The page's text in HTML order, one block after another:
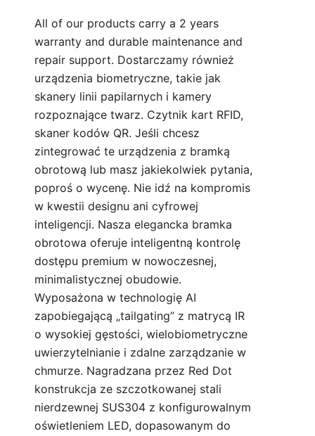
All of our products carry a 2 years
warranty and durable maintenance and
repair support. Dostarczamy również
urządzenia biometryczne, takie jak
skanery linii papilarnych i kamery
rozpoznające twarz. Czytnik kart RFID,
skaner kodów QR. Jeśli chcesz
zintegrować te urządzenia z bramką
obrotową lub masz jakiekolwiek pytania,
poproś o wycenę. Nie idź na kompromis
w kwestii designu ani cyfrowej
inteligencji. Nasza elegancka bramka
obrotowa oferuje inteligentną kontrolę
dostępu premium w nowoczesnej,
minimalistycznej obudowie.
Wyposażona w technologię AI
zapobiegającą „tailgating” z matrycą IR
o wysokiej gęstości, wielobiometryczne
uwierzytelnianie i zdalne zarządzanie w
chmurze. Nagradzana przez Red Dot
konstrukcja ze szczotkowanej stali
nierdzewnej SUS304 z konfigurowalnym
oświetleniem LED, dopasowanym do